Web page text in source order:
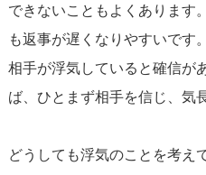
できないこともよくあります
も返事が遅くなりやすいです。
相手が浮気していると確信が
ば、ひとまず相手を信じ、気
どうしても浮気のことを考え